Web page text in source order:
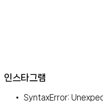
인스타그램
SyntaxError: